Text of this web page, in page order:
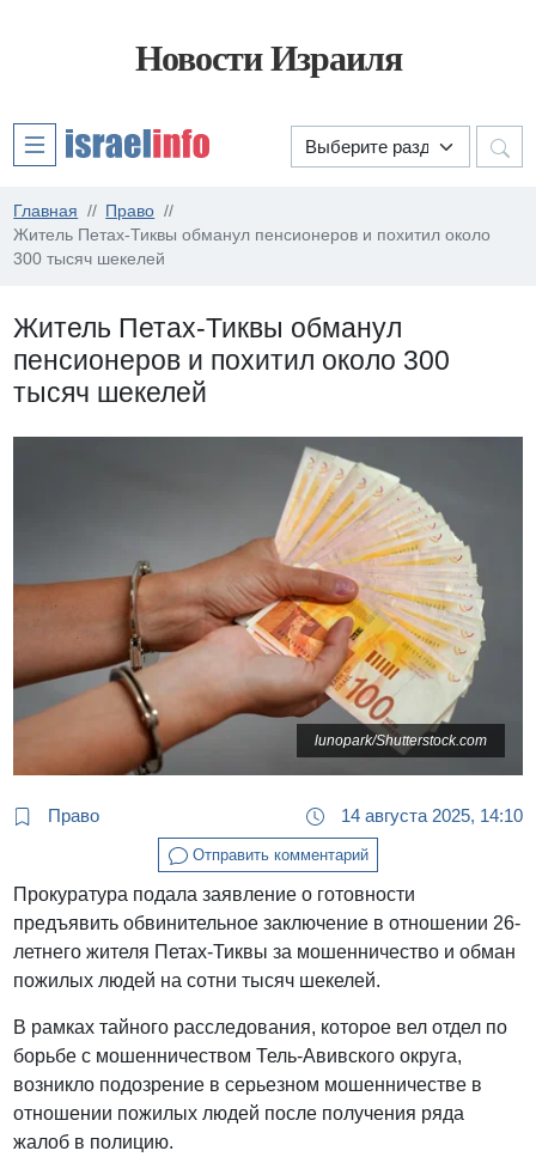
Новости Израиля
Главная
Право
Житель Петах-Тиквы обманул пенсионеров и похитил около
300 тысяч шекелей
Житель Петах-Тиквы обманул
пенсионеров и похитил около 300
тысяч шекелей
lunopark/Shutterstock.com
Право 14 августа 2025, 14:10
Отправить комментарий
Прокуратура подала заявление о готовности
предъявить обвинительное заключение в отношении 26-
летнего жителя Петах-Тиквы за мошенничество и обман
пожилых людей на сотни тысяч шекелей.
В рамках тайного расследования, которое вел отдел по
борьбе с мошенничеством Тель-Авивского округа,
возникло подозрение в серьезном мошенничестве в
отношении пожилых людей после получения ряда
жалоб в полицию.